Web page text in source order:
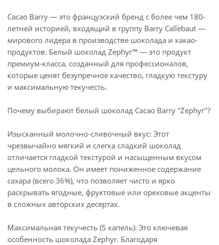
Cacao Barry — это французский бренд с более чем 180-
летней историей, входящий в группу Barry Callebaut —
мирового лидера в производстве шоколада и какао-
продуктов. Белый шоколад Zephyr™ — это продукт
премиум-класса, созданный для профессионалов,
которые ценят безупречное качество, гладкую текстуру
и максимальную текучесть.
Почему выбирают белый шоколад Cacao Barry "Zephyr"?
Изысканный молочно-сливочный вкус: Этот
чрезвычайно мягкий и слегка сладкий шоколад
отличается гладкой текстурой и насыщенным вкусом
цельного молока. Он имеет пониженное содержание
сахара (всего 36%), что позволяет чисто и ярко
раскрывать ягодные, фруктовые или ореховые акценты
в сложных авторских десертах.
Максимальная текучесть (5 капель): Это ключевая
особенность шоколада Zephyr. Благодаря